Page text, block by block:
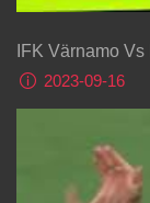
IFK Värnamo
2023-09-16